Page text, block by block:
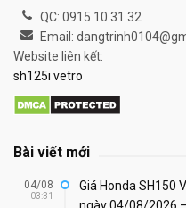
QC: 0915 10 31 32
Email:
Website liên kết:
sh125i vetro
Bài viết mới
04/08
03:31
Giá Honda SH150
ngày 04/08/2026